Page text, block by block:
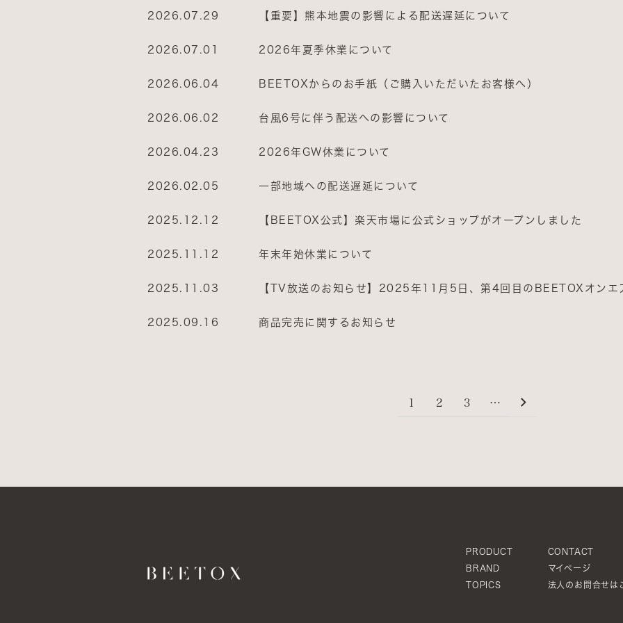
2026.07.29 【重要】熊本地震の影響による配送遅延について
2026.07.01 2026年夏季休業について
2026.06.04 BEETOXからのお手紙（ご購入いただいたお客様へ）
2026.06.02 台風6号に伴う配送への影響について
2026.04.23 2026年GW休業について
2026.02.05 一部地域への配送遅延について
2025.12.12 【BEETOX公式】楽天市場に公式ショップがオープンしました
2025.11.12 年末年始休業について
2025.11.03 【TV放送のお知らせ】2025年11月5日、第4回目のBEETOXオンエ
2025.09.16 商品完売に関するお知らせ
1 2 3 …
PRODUCT
BRAND
TOPICS
CONTACT
マイページ
法人のお問合せは